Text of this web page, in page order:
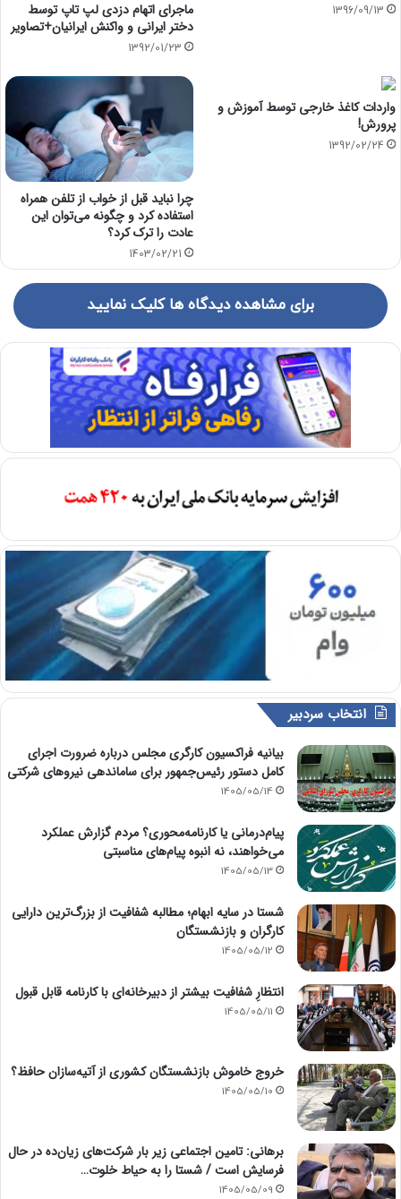
1396/09/13
ماجرای اتهام دزدی لپ تاپ توسط
دختر ایرانی و واکنش ایرانیان+تصاویر
1392/01/23
واردات کاغذ خارجی توسط آموزش و
پرورش!
1392/02/24
چرا نباید قبل از خواب از تلفن همراه
استفاده کرد و چگونه می‌توان این
عادت را ترک کرد؟
1403/02/21
برای مشاهده دیدگاه ها کلیک نمایید
انتخاب سردبیر
بیانیه فراکسیون کارگری مجلس درباره ضرورت اجرای
کامل دستور رئیس‌جمهور برای ساماندهی نیروهای شرکتی
1405/05/14
پیام‌درمانی یا کارنامه‌محوری؟ مردم گزارش عملکرد
می‌خواهند، نه انبوه پیام‌های مناسبتی
1405/05/13
شستا در سایه ابهام؛ مطالبه شفافیت از بزرگ‌ترین دارایی
کارگران و بازنشستگان
1405/05/12
انتظارِ شفافیت بیشتر از دبیرخانه‌ای با کارنامه قابل قبول
1405/05/11
خروج خاموش بازنشستگان کشوری از آتیه‌سازان حافظ؟
1405/05/10
برهانی: تامین اجتماعی زیر بار شرکت‌های زیان‌ده در حال
فرسایش است / شستا را به حیاط خلوت…
1405/05/09